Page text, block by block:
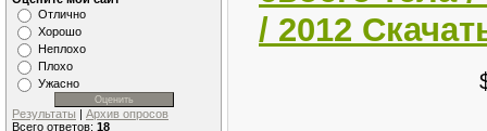
Отлично
Хорошо
Неплохо
Плохо
Ужасно
Результаты | Архив опросов
Всего ответов: 18
/ 2012